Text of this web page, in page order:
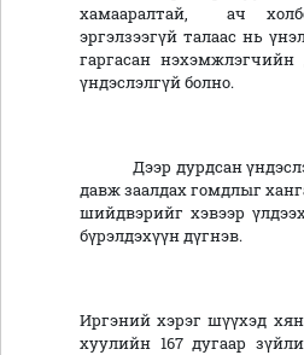
хамааралтай, ач
эргэлзээгүй талаас нь
гаргасан
үндэслэлгүй болно.
Дээр дурдсан
давж заалдах гомдлыг
шийдвэрийг хэвээр
бүрэлдэхүүн дүгнэв.
Иргэний хэрэг шүүхэд
хуулийн 167 дугаар